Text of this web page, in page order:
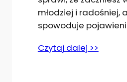
młodziej i radośniej,
spowoduje
Czytaj dalej >>